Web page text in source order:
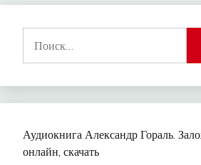
Аудиокнига Александр Гораль.
онлайн, скачать